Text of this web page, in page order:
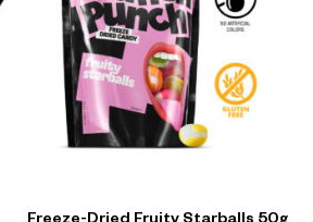
Freeze-Dried Fruity Starballs 50g